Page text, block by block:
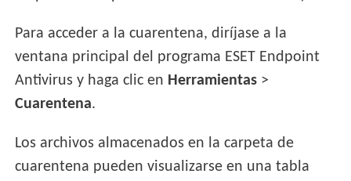
Para acceder a la cuarentena, diríjase a la
ventana principal del programa ESET Endpoint
Antivirus y haga clic en Herramientas >
Cuarentena.
Los archivos almacenados en la carpeta de
cuarentena pueden visualizarse en una tabla